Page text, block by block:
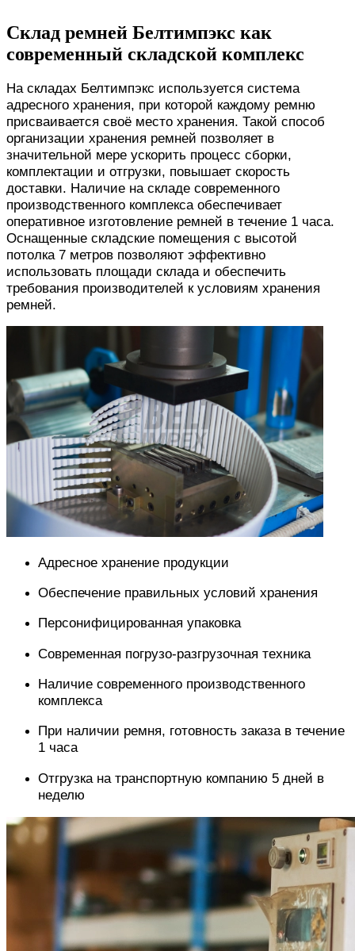
Склад ремней Белтимпэкс как
современный складской комплекс
На складах Белтимпэкс используется система
адресного хранения, при которой каждому ремню
присваивается своё место хранения. Такой способ
организации хранения ремней позволяет в
значительной мере ускорить процесс сборки,
комплектации и отгрузки, повышает скорость
доставки. Наличие на складе современного
производственного комплекса обеспечивает
оперативное изготовление ремней в течение 1 часа.
Оснащенные складские помещения с высотой
потолка 7 метров позволяют эффективно
использовать площади склада и обеспечить
требования производителей к условиям хранения
ремней.
Адресное хранение продукции
Обеспечение правильных условий хранения
Персонифицированная упаковка
Современная погрузо-разгрузочная техника
Наличие современного производственного
комплекса
При наличии ремня, готовность заказа в течение
1 часа
Отгрузка на транспортную компанию 5 дней в
неделю